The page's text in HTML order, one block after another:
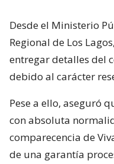
Desde el Ministerio
Regional de Los
entregar detalles del
debido al carácter
Pese a ello, aseguró
con absoluta
comparecencia de
de una garantía